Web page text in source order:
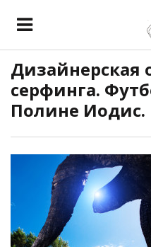
Дизайнерская
серфинга.
Полине Иодис.